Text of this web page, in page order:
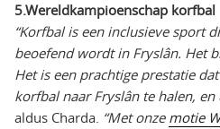
5.Wereldkampioenschap korfbal
“Korfbal is een inclusieve sport
beoefend wordt in Fryslân. Het
Het is een prachtige prestatie
korfbal naar Fryslân te halen,
aldus Charda. “Met onze motie